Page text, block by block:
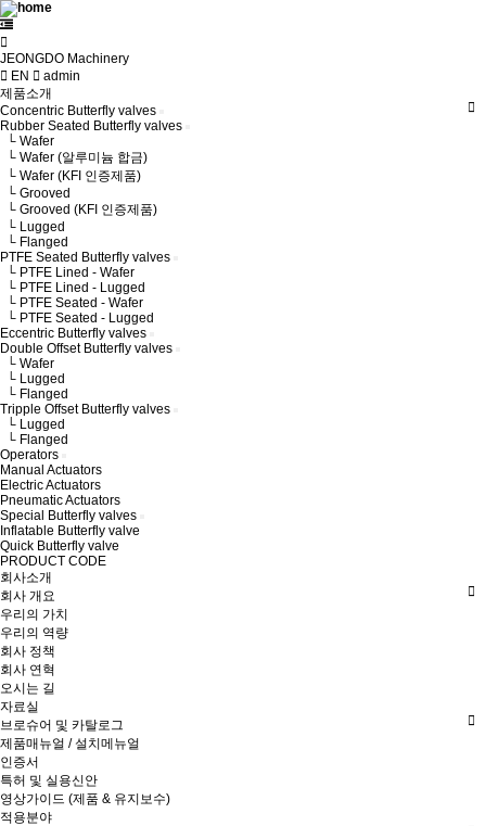
JEONGDO Machinery
EN
admin
제품소개
Concentric Butterfly valves
Rubber Seated Butterfly valves
└ Wafer
└ Wafer (알루미늄 합금)
└ Wafer (KFI 인증제품)
└ Grooved
└ Grooved (KFI 인증제품)
└ Lugged
└ Flanged
PTFE Seated Butterfly valves
└ PTFE Lined - Wafer
└ PTFE Lined - Lugged
└ PTFE Seated - Wafer
└ PTFE Seated - Lugged
Eccentric Butterfly valves
Double Offset Butterfly valves
└ Wafer
└ Lugged
└ Flanged
Tripple Offset Butterfly valves
└ Lugged
└ Flanged
Operators
Manual Actuators
Electric Actuators
Pneumatic Actuators
Special Butterfly valves
Inflatable Butterfly valve
Quick Butterfly valve
PRODUCT CODE
회사소개
회사 개요
우리의 가치
우리의 역량
회사 정책
회사 연혁
오시는 길
자료실
브로슈어 및 카탈로그
제품매뉴얼 / 설치메뉴얼
인증서
특허 및 실용신안
영상가이드 (제품 & 유지보수)
적용분야